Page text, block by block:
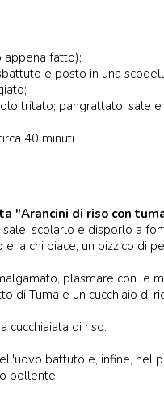
appena fatto);
e posto in una
tritato; pangrattato, sale
40 minuti
"Arancini di riso con
scolarlo e disporlo a
a chi piace, un pizzico di
plasmare con le
di Tuma e un cucchiaio di
cucchiaiata di riso.
battuto e, infine, nel
bollente.